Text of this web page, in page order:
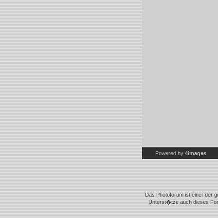
Powered by 4images
Das Photoforum ist einer der
Unterst�tze auch dieses